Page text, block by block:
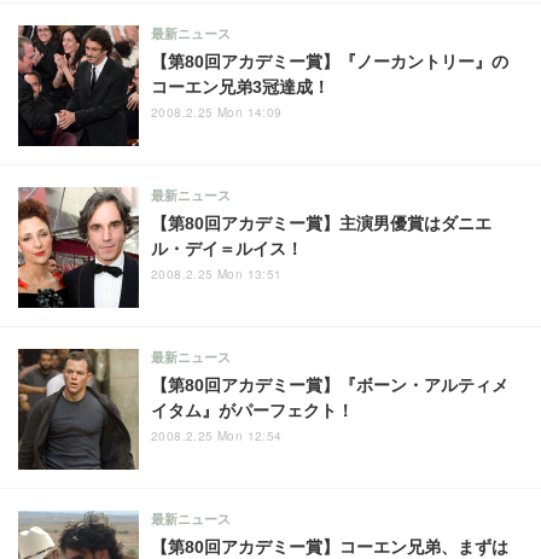
【第80回アカデミー賞】『ノーカントリー』の
コーエン兄弟3冠達成！
最新ニュース
2008.2.25 Mon 14:09
【第80回アカデミー賞】主演男優賞はダニエ
ル・デイ＝ルイス！
最新ニュース
2008.2.25 Mon 13:51
【第80回アカデミー賞】『ボーン・アルティメ
イタム』がパーフェクト！
最新ニュース
2008.2.25 Mon 12:54
【第80回アカデミー賞】コーエン兄弟、まずは
最新ニュース